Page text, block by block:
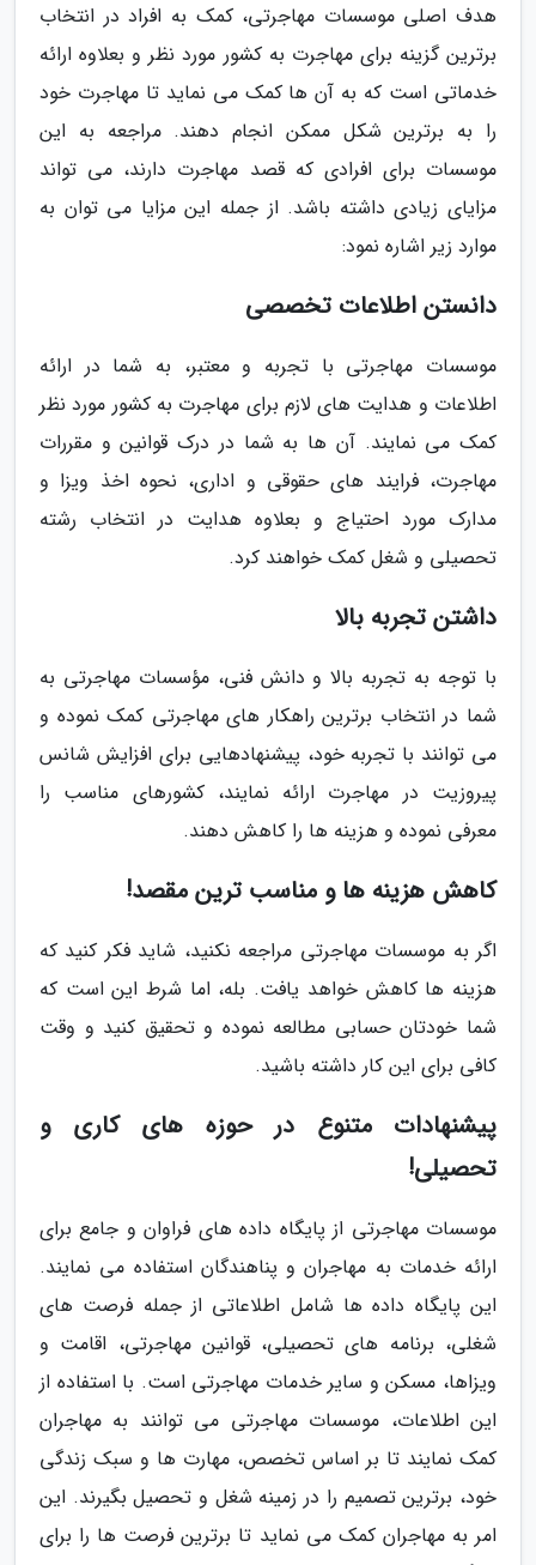
هدف اصلی موسسات مهاجرتی، کمک به افراد در انتخاب
برترین گزینه برای مهاجرت به کشور مورد نظر و بعلاوه ارائه
خدماتی است که به آن ها کمک می نماید تا مهاجرت خود
را به برترین شکل ممکن انجام دهند. مراجعه به این
موسسات برای افرادی که قصد مهاجرت دارند، می تواند
مزایای زیادی داشته باشد. از جمله این مزایا می توان به
موارد زیر اشاره نمود:
دانستن اطلاعات تخصصی
موسسات مهاجرتی با تجربه و معتبر، به شما در ارائه
اطلاعات و هدایت های لازم برای مهاجرت به کشور مورد نظر
کمک می نمایند. آن ها به شما در درک قوانین و مقررات
مهاجرت، فرایند های حقوقی و اداری، نحوه اخذ ویزا و
مدارک مورد احتیاج و بعلاوه هدایت در انتخاب رشته
تحصیلی و شغل کمک خواهند کرد.
داشتن تجربه بالا
با توجه به تجربه بالا و دانش فنی، مؤسسات مهاجرتی به
شما در انتخاب برترین راهکار های مهاجرتی کمک نموده و
می توانند با تجربه خود، پیشنهادهایی برای افزایش شانس
پیروزیت در مهاجرت ارائه نمایند، کشورهای مناسب را
معرفی نموده و هزینه ها را کاهش دهند.
کاهش هزینه ها و مناسب ترین مقصد!
اگر به موسسات مهاجرتی مراجعه نکنید، شاید فکر کنید که
هزینه ها کاهش خواهد یافت. بله، اما شرط این است که
شما خودتان حسابی مطالعه نموده و تحقیق کنید و وقت
کافی برای این کار داشته باشید.
پیشنهادات متنوع در حوزه های کاری و
تحصیلی!
موسسات مهاجرتی از پایگاه داده های فراوان و جامع برای
ارائه خدمات به مهاجران و پناهندگان استفاده می نمایند.
این پایگاه داده ها شامل اطلاعاتی از جمله فرصت های
شغلی، برنامه های تحصیلی، قوانین مهاجرتی، اقامت و
ویزاها، مسکن و سایر خدمات مهاجرتی است. با استفاده از
این اطلاعات، موسسات مهاجرتی می توانند به مهاجران
کمک نمایند تا بر اساس تخصص، مهارت ها و سبک زندگی
خود، برترین تصمیم را در زمینه شغل و تحصیل بگیرند. این
امر به مهاجران کمک می نماید تا برترین فرصت ها را برای